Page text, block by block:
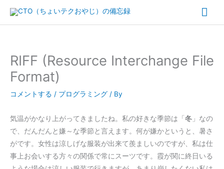
メ
ン
ュ
ー
RIFF (Resource Interchange File
Format)
コメントする / プログラミング / By
気温がかなり上がってきましたね。私の好きな季節は「 冬 」なの
で、だんだんと嫌～な季節と言えます。何が嫌かというと、暑さ
がです。女性は涼しげな服装が出来て羨ましいのですが、私は仕
事上お会いする方々の関係で常にスーツです。霞が関に終日いる